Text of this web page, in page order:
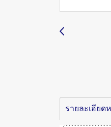
รายละเอียด